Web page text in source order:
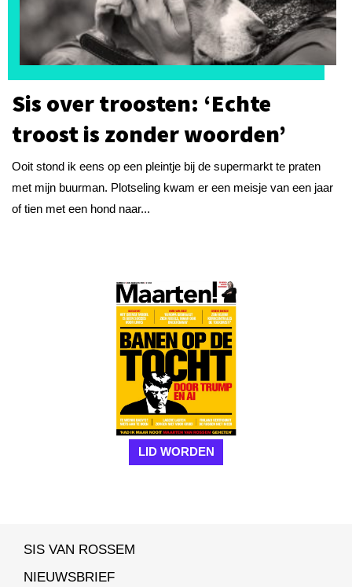
Sis over troosten: ‘Echte
troost is zonder woorden’
Ooit stond ik eens op een pleintje bij de supermarkt te praten
met mijn buurman. Plotseling kwam er een meisje van een jaar
of tien met een hond naar...
LID WORDEN
SIS VAN ROSSEM
NIEUWSBRIEF